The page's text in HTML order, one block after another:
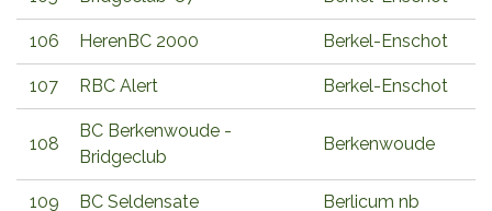
106 HerenBC 2000 Berkel-Enschot
107 RBC Alert Berkel-Enschot
108
BC Berkenwoude -
Bridgeclub
Berkenwoude
109 BC Seldensate Berlicum nb